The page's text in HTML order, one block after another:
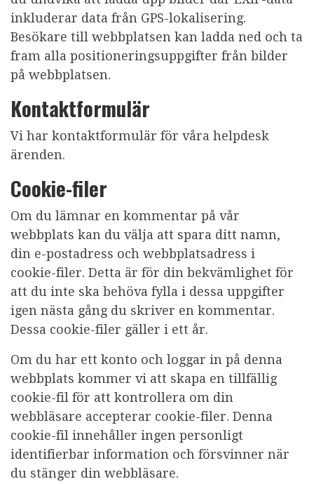
inkluderar data från GPS-lokalisering.
Besökare till webbplatsen kan ladda ned och ta
fram alla positioneringsuppgifter från bilder
på webbplatsen.
Kontaktformulär
Vi har kontaktformulär för våra helpdesk
ärenden.
Cookie-filer
Om du lämnar en kommentar på vår
webbplats kan du välja att spara ditt namn,
din e-postadress och webbplatsadress i
cookie-filer. Detta är för din bekvämlighet för
att du inte ska behöva fylla i dessa uppgifter
igen nästa gång du skriver en kommentar.
Dessa cookie-filer gäller i ett år.
Om du har ett konto och loggar in på denna
webbplats kommer vi att skapa en tillfällig
cookie-fil för att kontrollera om din
webbläsare accepterar cookie-filer. Denna
cookie-fil innehåller ingen personligt
identifierbar information och försvinner när
du stänger din webbläsare.